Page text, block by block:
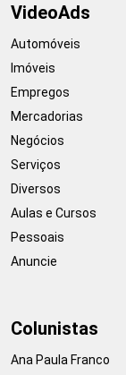
VideoAds
Automóveis
Imóveis
Empregos
Mercadorias
Negócios
Serviços
Diversos
Aulas e Cursos
Pessoais
Anuncie
Colunistas
Ana Paula Franco